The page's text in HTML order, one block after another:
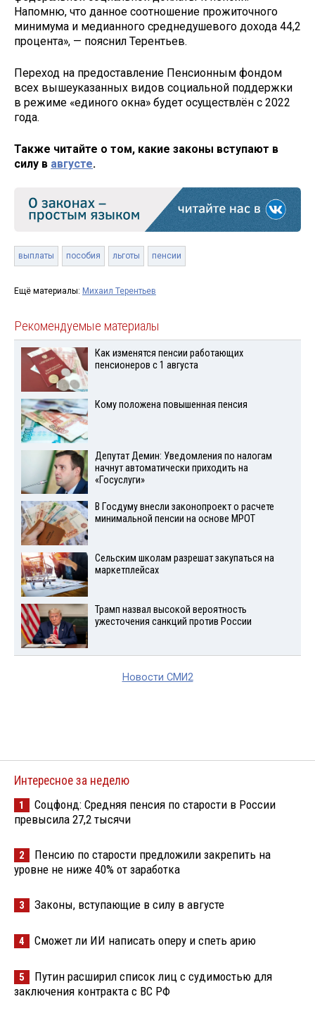
Напомню, что данное соотношение прожиточного
минимума и медианного среднедушевого дохода 44,2
процента», — пояснил Терентьев.
Переход на предоставление Пенсионным фондом
всех вышеуказанных видов социальной поддержки
в режиме «единого окна» будет осуществлён с 2022
года.
Также читайте о том, какие законы вступают в
силу в августе.
выплаты пособия льготы пенсии
Ещё материалы: Михаил Терентьев
Рекомендуемые материалы
Как изменятся пенсии работающих
пенсионеров с 1 августа
Кому положена повышенная пенсия
Депутат Демин: Уведомления по налогам
начнут автоматически приходить на
«Госуслуги»
В Госдуму внесли законопроект о расчете
минимальной пенсии на основе МРОТ
Сельским школам разрешат закупаться на
маркетплейсах
Трамп назвал высокой вероятность
ужесточения санкций против России
Новости СМИ2
Интересное за неделю
1
Соцфонд: Средняя пенсия по старости в России
превысила 27,2 тысячи
2
Пенсию по старости предложили закрепить на
уровне не ниже 40% от заработка
3 Законы, вступающие в силу в августе
4 Сможет ли ИИ написать оперу и спеть арию
5
Путин расширил список лиц с судимостью для
заключения контракта с ВС РФ